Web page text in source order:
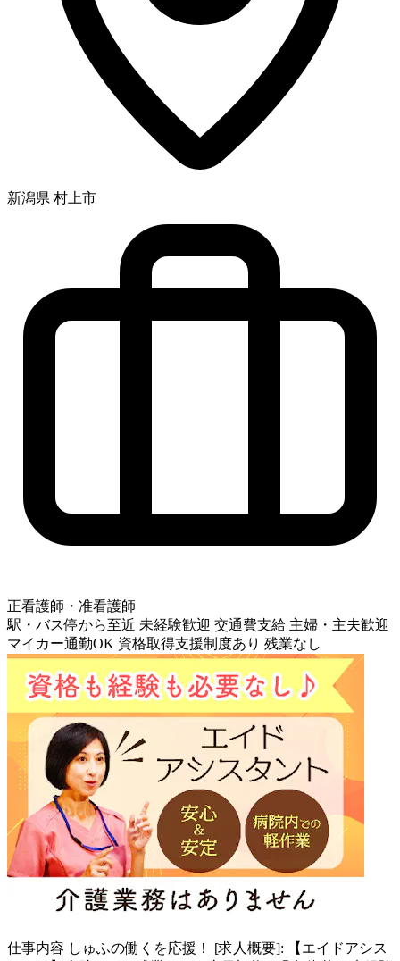
新潟県 村上市
正看護師・准看護師
駅・バス停から至近 未経験歓迎 交通費支給 主婦・主夫歓迎
マイカー通勤OK 資格取得支援制度あり 残業なし
仕事内容 しゅふの働くを応援！ [求人概要]: 【エイドアシス